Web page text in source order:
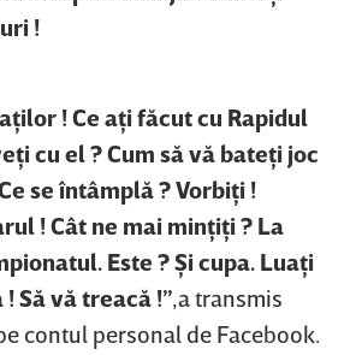
!
! Ce aţi făcut cu Rapidul
cu el ? Cum să vă bateţi joc
se întâmplă ? Vorbiţi !
! Cât ne mai minţiţi ? La
Este ? Şi cupa. Luaţi
Să vă treacă !” ,a transmis
contul personal de Facebook.